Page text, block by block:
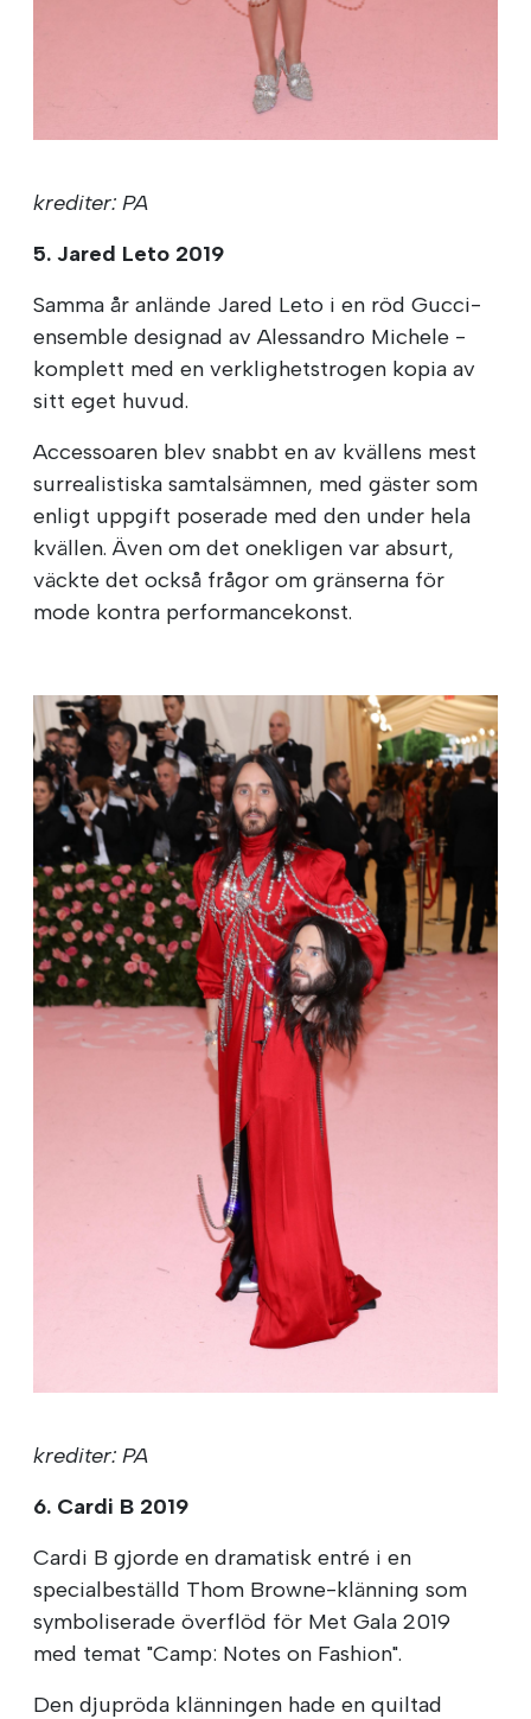
krediter: PA
5. Jared Leto 2019
Samma år anlände Jared Leto i en röd Gucci-
ensemble designad av Alessandro Michele -
komplett med en verklighetstrogen kopia av
sitt eget huvud.
Accessoaren blev snabbt en av kvällens mest
surrealistiska samtalsämnen, med gäster som
enligt uppgift poserade med den under hela
kvällen. Även om det onekligen var absurt,
väckte det också frågor om gränserna för
mode kontra performancekonst.
krediter: PA
6. Cardi B 2019
Cardi B gjorde en dramatisk entré i en
specialbeställd Thom Browne-klänning som
symboliserade överflöd för Met Gala 2019
med temat "Camp: Notes on Fashion".
Den djupröda klänningen hade en quiltad